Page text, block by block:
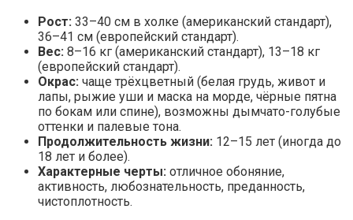
Рост: 33–40 см в холке (американский стандарт),
36–41 см (европейский стандарт).
Вес: 8–16 кг (американский стандарт), 13–18 кг
(европейский стандарт).
Окрас: чаще трёхцветный (белая грудь, живот и
лапы, рыжие уши и маска на морде, чёрные пятна
по бокам или спине), возможны дымчато-голубые
оттенки и палевые тона.
Продолжительность жизни: 12–15 лет (иногда до
18 лет и более).
Характерные черты: отличное обоняние,
активность, любознательность, преданность,
чистоплотность.